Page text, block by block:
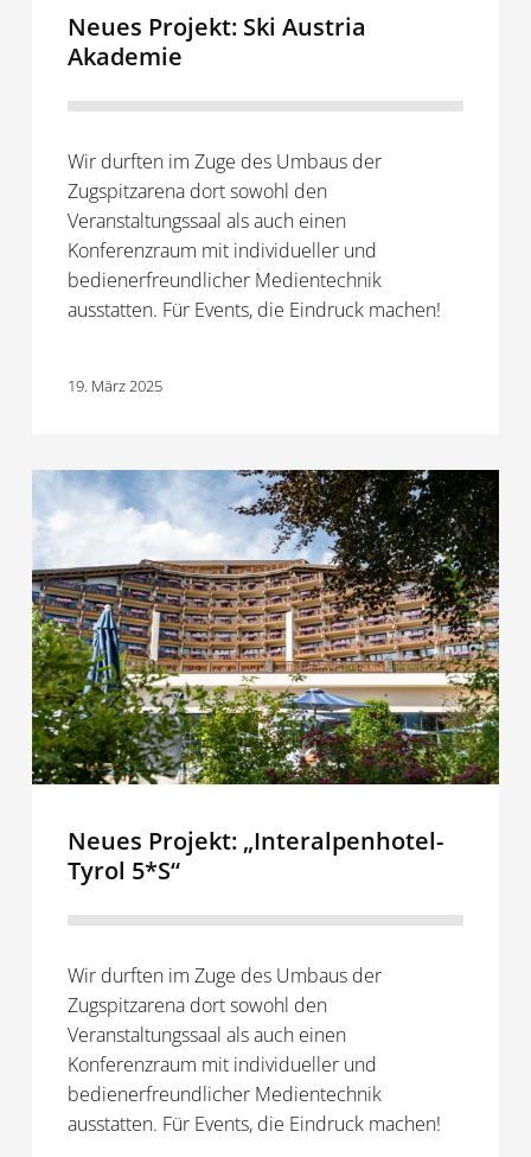
Neues Projekt: Ski Austria
Akademie
Wir durften im Zuge des Umbaus der
Zugspitzarena dort sowohl den
Veranstaltungssaal als auch einen
Konferenzraum mit individueller und
bedienerfreundlicher Medientechnik
ausstatten. Für Events, die Eindruck machen!
19. März 2025
Neues
Projekt:
„Interalpenhotel-
Tyrol
5*S“
Neues Projekt: „Interalpenhotel-
Tyrol 5*S“
Wir durften im Zuge des Umbaus der
Zugspitzarena dort sowohl den
Veranstaltungssaal als auch einen
Konferenzraum mit individueller und
bedienerfreundlicher Medientechnik
ausstatten. Für Events, die Eindruck machen!